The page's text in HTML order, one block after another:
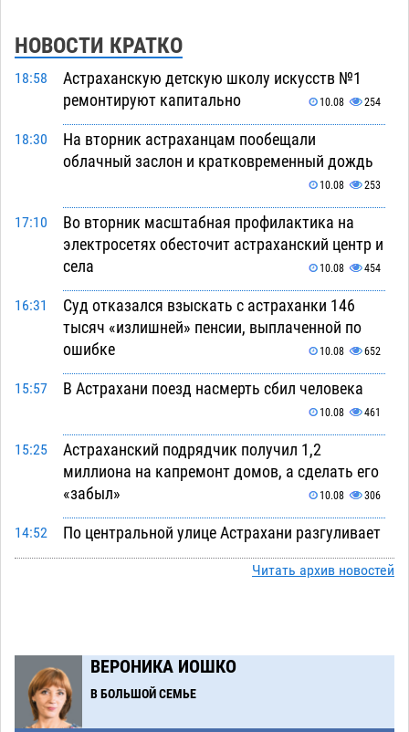
НОВОСТИ КРАТКО
18:58
Астраханскую детскую школу искусств №1
ремонтируют капитально
10.08 254
18:30
На вторник астраханцам пообещали
облачный заслон и кратковременный дождь
10.08 253
17:10
Во вторник масштабная профилактика на
электросетях обесточит астраханский центр и
села
10.08 454
16:31
Суд отказался взыскать с астраханки 146
тысяч «излишней» пенсии, выплаченной по
ошибке
10.08 652
15:57 В Астрахани поезд насмерть сбил человека
10.08 461
15:25
Астраханский подрядчик получил 1,2
миллиона на капремонт домов, а сделать его
«забыл»
10.08 306
14:52
По центральной улице Астрахани разгуливает
павлин
10.08 506
13:38
Астраханская птицефабрика ответит рублем
за каждый день просрочки судебного
решения
Читать архив новостей
ВЕРОНИКА ИОШКО
В БОЛЬШОЙ СЕМЬЕ